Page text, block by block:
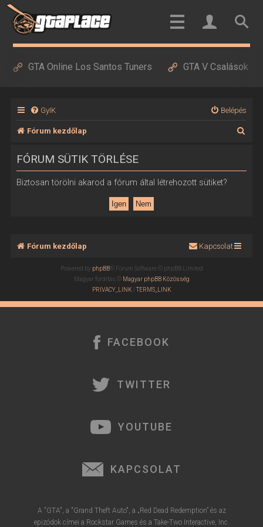
GTA Online Los Santos Tuners GTA V Csalások
GyIK Belépés
Fórum kezdőlap
FÓRUM SÜTIK TÖRLÉSE
Biztosan törölni akarod a fórum által létrehozott sütiket?
Fórum kezdőlap Kapcsolat
Powered by phpBB® Forum Software © phpBB Limited
Magyar fordítás © Magyar phpBB Közösség
PRIVACY_LINK |TERMS_LINK
FACEBOOK
TWITTER
YOUTUBE
KAPCSOLAT
A "GTA", a "Grand Theft Auto", a „Red Dead Redemption” és az
epizódok címei a Rockstar Games és a Take-Two Interactive, Inc.